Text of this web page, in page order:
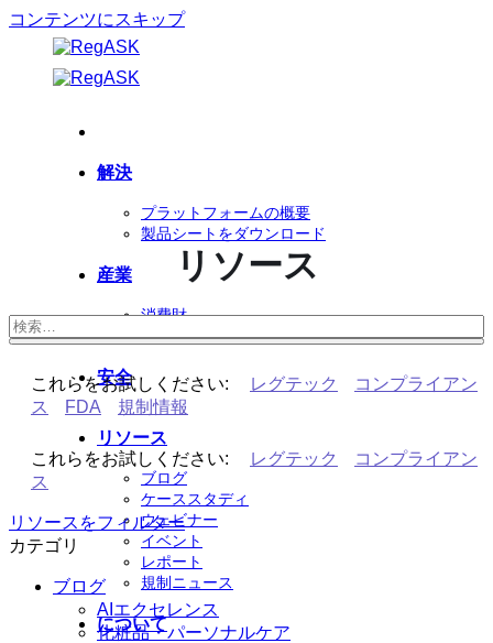
コンテンツにスキップ
解決
プラットフォームの概要
製品シートをダウンロード
産業
消費財
ライフサイエンス
安全
リソース
ブログ
ケーススタディ
ウェビナー
イベント
レポート
規制ニュース
について
リソース
これらをお試しください: レグテック
コンプライアン
ス
FDA 規制情報
これらをお試しください: レグテック
コンプライアン
ス
リソースをフィルター
カテゴリ
ブログ
AIエクセレンス
化粧品・パーソナルケア